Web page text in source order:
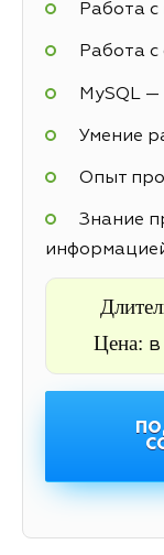
Работа
Работа с
MySQL
Умение
Опыт
Знание
Цена: